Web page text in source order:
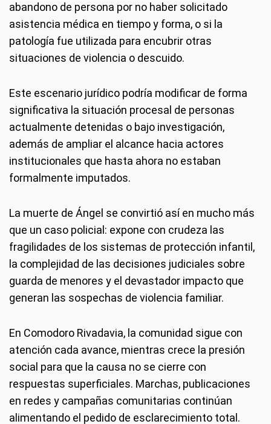
abandono de persona por no haber solicitado
asistencia médica en tiempo y forma, o si la
patología fue utilizada para encubrir otras
situaciones de violencia o descuido.
Este escenario jurídico podría modificar de forma
significativa la situación procesal de personas
actualmente detenidas o bajo investigación,
además de ampliar el alcance hacia actores
institucionales que hasta ahora no estaban
formalmente imputados.
La muerte de Ángel se convirtió así en mucho más
que un caso policial: expone con crudeza las
fragilidades de los sistemas de protección infantil,
la complejidad de las decisiones judiciales sobre
guarda de menores y el devastador impacto que
generan las sospechas de violencia familiar.
En Comodoro Rivadavia, la comunidad sigue con
atención cada avance, mientras crece la presión
social para que la causa no se cierre con
respuestas superficiales. Marchas, publicaciones
en redes y campañas comunitarias continúan
alimentando el pedido de esclarecimiento total.